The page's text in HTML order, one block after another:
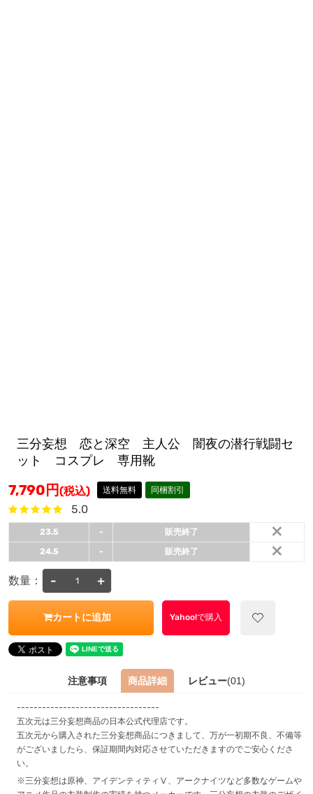
三分妄想 恋と深空 主人公 闇夜の潜行戦闘セ
ット コスプレ 専用靴
7,790 円(税込) 送料無料 同梱割引
5.0
23.5 - 販売終了 ×
24.5 - 販売終了 ×
数量： - +
カートに追加 Yahoo!で購入
注意事項 商品詳細 レビュー(01)
----------------------------------
五次元は三分妄想商品の日本公式代理店です。
五次元から購入された三分妄想商品につきまして、万が一初期不良、不備等
がございましたら、保証期間内対応させていただきますのでご安心くださ
い。
※三分妄想は原神、アイデンティティⅤ、アークナイツなど多数なゲームや